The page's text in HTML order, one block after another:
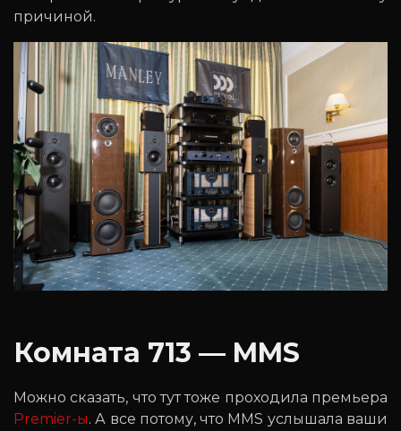
причиной.
Комната 713 — MMS
Можно сказать, что тут тоже проходила премьера
Premier-ы. А все потому, что MMS услышала ваши